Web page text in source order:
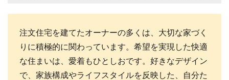
注文住宅を建てたオーナーの多くは、大切な家づく
りに積極的に関わっています。希望を実現した快適
な住まいは、愛着もひとしおです。好きなデザイン
で、家族構成やライフスタイルを反映した、自分た